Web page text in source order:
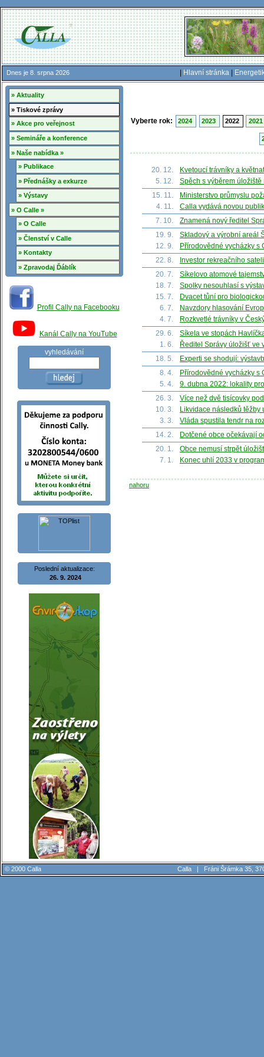
Dnes je 8. srpna 2026 Hlavní stránka|
» Aktuality
» Tiskové zprávy
» Akce pro veřejnost
» Semináře a konference
» Naše nabídka »
» Publikace
» Přednášky a exkurze
» Výstavy
» O Calle »
» O Calle
» Členství v Calle
» Kontakty
» Zpravodaj Ďáblík
Profil Cally na Facebooku
Kanál Cally na YouTube
vyhledávání
Poslední aktualizace:
26. 9. 2024
Vyberte rok: 2024 2023 2022 2021
20. 12.
Kvetoucí trávníky a
5. 12.
Spěch s výběrem
15. 11.
Ministerstvo průmyslu
4. 11.
Calla vydává novou
7. 10.
Znamená nový ředitel
19. 9.
Skladový a výrobní areál
12. 9.
Přírodovědné vycházky
22. 8.
Investor rekreačního
20. 7.
Síkelovo atomové
18. 7.
Spolky nesouhlasí s
15. 7.
Dvacet tůní pro
6. 7.
Navzdory hlasování
4. 7.
Rozkvetlé trávníky v
29. 6.
Síkela ve stopách
1. 6.
Ředitel Správy úložišť ve
18. 5.
Experti se shodují:
8. 4.
Přírodovědné vycházky s
5. 4.
9. dubna 2022: lokality
26. 3.
Více než dvě tisícovky
10. 3.
Likvidace následků těžby
3. 3.
Vláda spustila tendr na
14. 2.
Dotčené obce očekávají
20. 1.
Obce nemusí strpět
7. 1.
Konec uhlí 2033 v
nahoru
© 2000 Calla Calla | Fráni Šrámka 35,